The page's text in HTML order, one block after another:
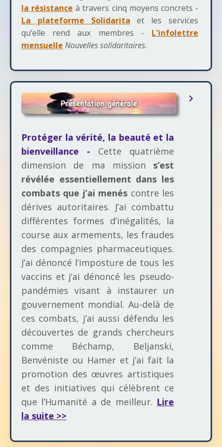
la résistance à travers cinq moyens concrets -
La plateforme Solidarita et les services
qu’elle rend aux membres - L'infolettre
mensuelle Nouvelles solidaritaires.
Protéger la vérité, la beauté et la
bienveillance - Cette quatrième
dimension de ma mission s’est
révélée essentiellement dans les
combats que j’ai menés contre les
dérives autoritaires. J’ai combattu
différentes formes d’inégalités, la
course aux armements, les fraudes
des compagnies pharmaceutiques.
J’ai dénoncé l’imposture de tous les
vaccins et j’ai dénoncé les pseudo-
pandémies visant à instaurer un
gouvernement mondial. Au-delà de
ces combats, j’ai aussi défendu les
découvertes de grands chercheurs
comme Béchamp, Beljanski,
Benvéniste ou Hamer et j’ai fait la
promotion des œuvres artistiques
et des initiatives qui célèbrent ce
que l’Humanité a de meilleur. Lire
la suite >>